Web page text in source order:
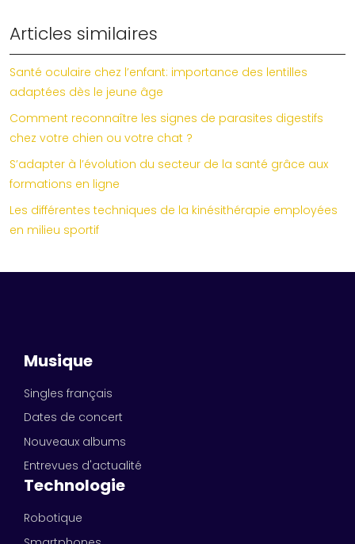
Articles similaires
Santé oculaire chez l’enfant: importance des lentilles
adaptées dès le jeune âge
Comment reconnaître les signes de parasites digestifs
chez votre chien ou votre chat ?
S’adapter à l’évolution du secteur de la santé grâce aux
formations en ligne
Les différentes techniques de la kinésithérapie employées
en milieu sportif
Musique
Singles français
Dates de concert
Nouveaux albums
Entrevues d'actualité
Technologie
Robotique